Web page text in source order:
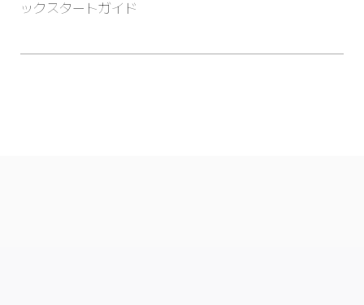
ックスタートガイド